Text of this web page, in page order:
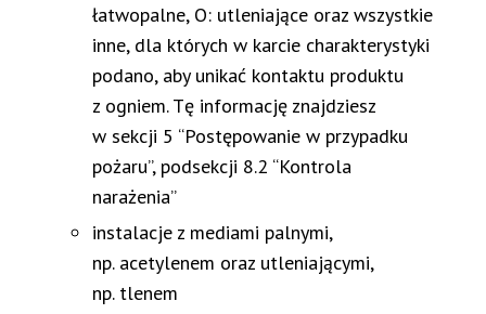
łatwopalne, O: utleniające oraz wszystkie
inne, dla których w karcie charakterystyki
podano, aby unikać kontaktu produktu
z ogniem. Tę informację znajdziesz
w sekcji 5 “Postępowanie w przypadku
pożaru”, podsekcji 8.2 “Kontrola
narażenia”
instalacje z mediami palnymi,
np. acetylenem oraz utleniającymi,
np. tlenem